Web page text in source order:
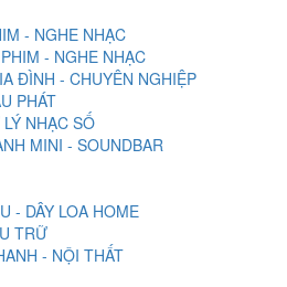
- NGHE NHẠC
- NGHE NHẠC
ĐÌNH - CHUYÊN NGHIỆP
PHÁT
NHẠC SỐ
MINI - SOUNDBAR
- DÂY LOA HOME
TRỮ
- NỘI THẤT